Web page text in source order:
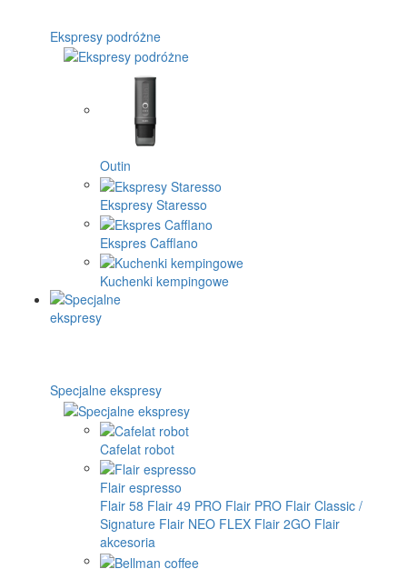
Ekspresy podróżne
Outin
Ekspresy Staresso
Ekspres Cafflano
Kuchenki kempingowe
Specjalne ekspresy
Cafelat robot
Flair espresso
Flair 58 Flair 49 PRO Flair PRO Flair Classic /
Signature Flair NEO FLEX Flair 2GO Flair
akcesoria